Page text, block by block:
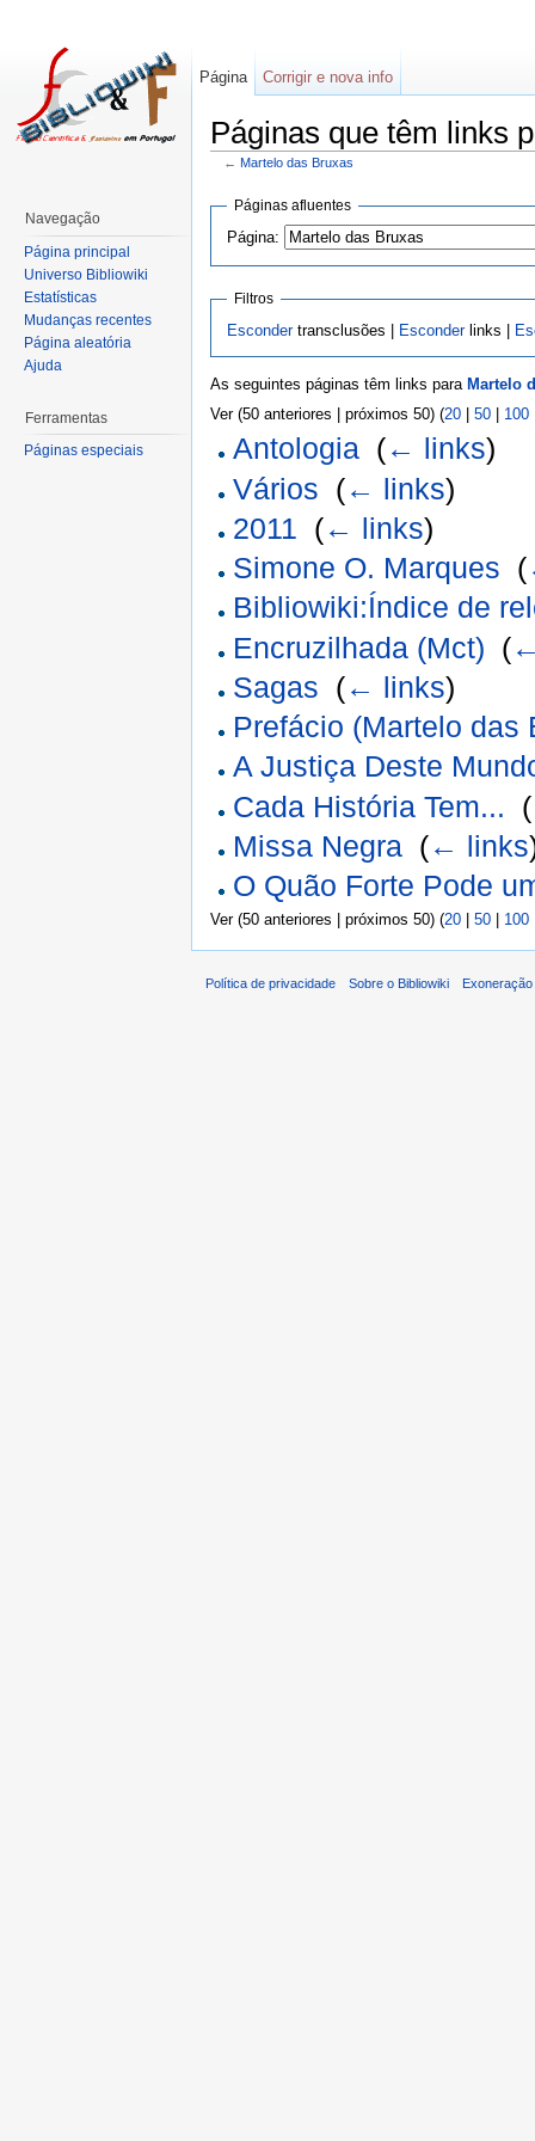
Páginas que têm links
← Martelo das Bruxas
Páginas afluentes
Página:
Filtros
Escondertransclusões | Esconderlinks |
As seguintes páginas têm links para Martelo
Ver (50 anteriores | próximos 50) (20 50 100
Antologia (← links)
Vários (← links)
2011 (← links)
Simone O. Marques (
Bibliowiki:Índice de
Encruzilhada (Mct) (
Sagas (← links)
Prefácio (Martelo das
A Justiça Deste
Cada História Tem...
(
Missa Negra (← links
O Quão Forte Pode
Ver (50 anteriores | próximos 50) (20 | 50 | 100
Página Corrigir e nova info
Navegação
Página principal
Universo Bibliowiki
Estatísticas
Mudanças recentes
Página aleatória
Ajuda
Ferramentas
Páginas especiais
Política de privacidade Sobre o Bibliowiki